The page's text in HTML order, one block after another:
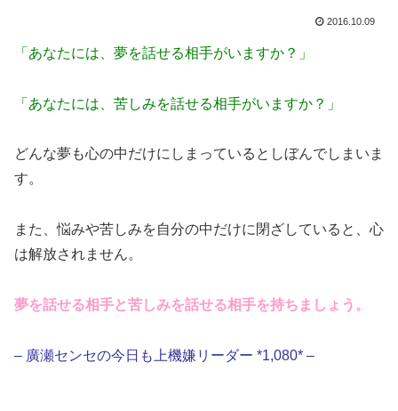
2016.10.09
「あなたには、夢を話せる相手がいますか？」
「あなたには、苦しみを話せる相手がいますか？」
どんな夢も心の中だけにしまっているとしぼんでしまいま
す。
また、悩みや苦しみを自分の中だけに閉ざしていると、心
は解放されません。
夢を話せる相手と苦しみを話せる相手を持ちましょう。
– 廣瀬センセの今日も上機嫌リーダー *1,080* –